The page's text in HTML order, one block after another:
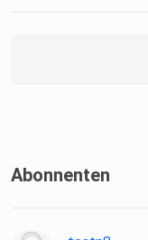
Abonnenten